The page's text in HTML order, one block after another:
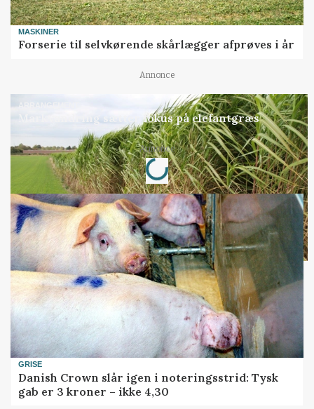
MASKINER
Forserie til selvkørende skårlægger afprøves i år
Annonce
ARRANGEMENT
Markvandring sætter fokus på elefantgræs
Annonce
Loading...
GRISE
Danish Crown slår igen i noteringsstrid: Tysk
gab er 3 kroner – ikke 4,30